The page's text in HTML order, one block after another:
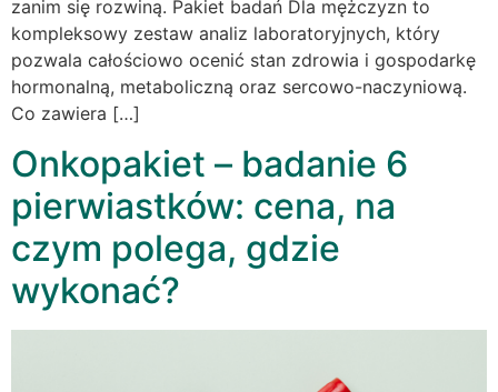
zanim się rozwiną. Pakiet badań Dla mężczyzn to
kompleksowy zestaw analiz laboratoryjnych, który
pozwala całościowo ocenić stan zdrowia i gospodarkę
hormonalną, metaboliczną oraz sercowo-naczyniową.
Co zawiera […]
Onkopakiet – badanie 6
pierwiastków: cena, na
czym polega, gdzie
wykonać?